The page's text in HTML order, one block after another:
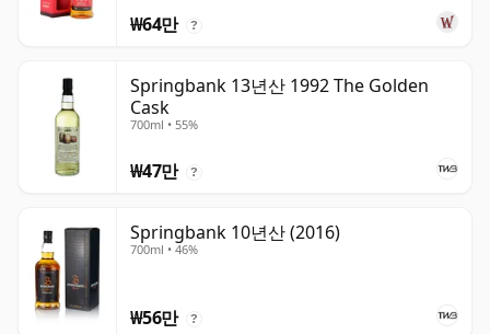
₩64만 ?
Springbank 13년산 1992 The Golden
Cask
700ml • 55%
₩47만 ?
Springbank 10년산 (2016)
700ml • 46%
₩56만 ?